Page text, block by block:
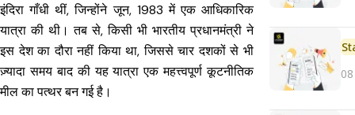
इंदिरा गाँधी थीं, जिन्होंने जून, 1983 में एक आधिकारिक
यात्रा की थी। तब से, किसी भी भारतीय प्रधानमंत्री ने
इस देश का दौरा नहीं किया था, जिससे चार दशकों से भी
ज़्यादा समय बाद की यह यात्रा एक महत्त्वपूर्ण कूटनीतिक
मील का पत्थर बन गई है।